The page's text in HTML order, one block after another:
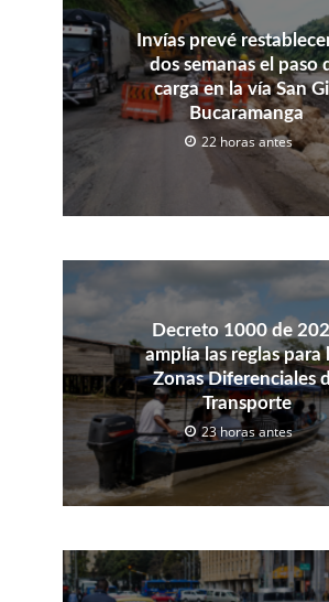
Invías prevé
dos semanas el paso
carga en la vía San
Bucaramanga
22 horas antes
Decreto 1000 de
amplía las reglas para
Zonas Diferenciales
Transporte
23 horas antes